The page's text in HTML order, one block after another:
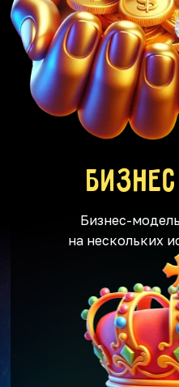
Бизнес
Бизнес-
на нескольких